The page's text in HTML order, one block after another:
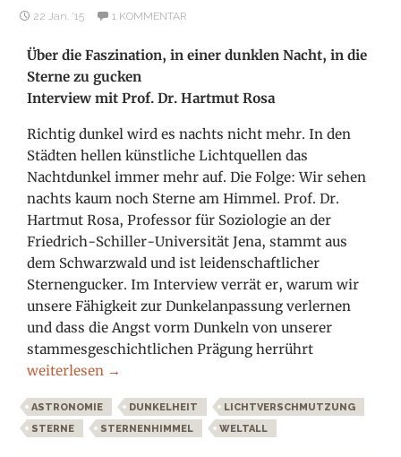
22 Jan. ’15 1 KOMMENTAR
Über die Faszination, in einer dunklen Nacht, in die
Sterne zu gucken
Interview mit Prof. Dr. Hartmut Rosa
Richtig dunkel wird es nachts nicht mehr. In den
Städten hellen künstliche Lichtquellen das
Nachtdunkel immer mehr auf. Die Folge: Wir sehen
nachts kaum noch Sterne am Himmel. Prof. Dr.
Hartmut Rosa, Professor für Soziologie an der
Friedrich-Schiller-Universität Jena, stammt aus
dem Schwarzwald und ist leidenschaftlicher
Sternengucker. Im Interview verrät er, warum wir
unsere Fähigkeit zur Dunkelanpassung verlernen
und dass die Angst vorm Dunkeln von unserer
stammesgeschichtlichen Prägung herrührt
Warum wir die Fähigkeit zur Dunkelanpassung
weiterlesen →
ASTRONOMIE DUNKELHEIT
LICHTVERSCHMUTZUNG
STERNE
STERNENHIMMEL WELTALL